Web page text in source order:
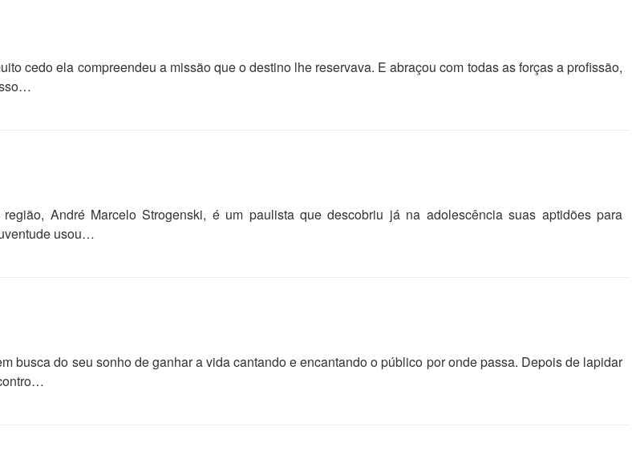
cedo ela compreendeu a missão que o destino lhe reservava. E abraçou com todas as forças a profissão,
André Marcelo Strogenski, é um paulista que descobriu já na adolescência suas aptidões para
usou…
busca do seu sonho de ganhar a vida cantando e encantando o público por onde passa. Depois de lapidar